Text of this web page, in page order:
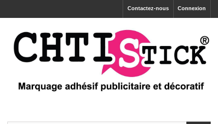
Connexion
Contactez-nous